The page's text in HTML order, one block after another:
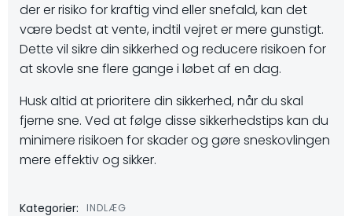
der er risiko for kraftig vind eller snefald, kan det
være bedst at vente, indtil vejret er mere gunstigt.
Dette vil sikre din sikkerhed og reducere risikoen for
at skovle sne flere gange i løbet af en dag.
Husk altid at prioritere din sikkerhed, når du skal
fjerne sne. Ved at følge disse sikkerhedstips kan du
minimere risikoen for skader og gøre sneskovlingen
mere effektiv og sikker.
Kategorier: INDLÆG